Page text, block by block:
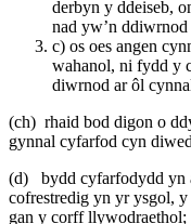
derbyn y ddeiseb,
nad yw’n ddiwrnod
c) os oes angen
wahanol, ni fydd y
diwrnod ar ôl
(ch) rhaid bod digon o
gynnal cyfarfod cyn
(d) bydd cyfarfodydd yn
cofrestredig yn yr ysgol,
gan y corff llywodraethol;